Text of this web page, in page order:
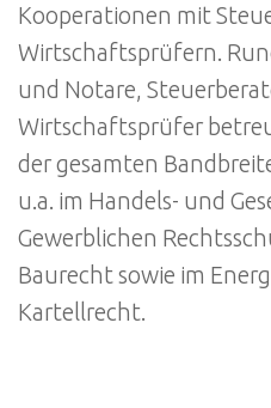
Kooperationen mit
Wirtschaftsprüfern.
und Notare,
Wirtschaftsprüfer
der gesamten
u.a. im Handels- und
Gewerblichen
Baurecht sowie im
Kartellrecht.